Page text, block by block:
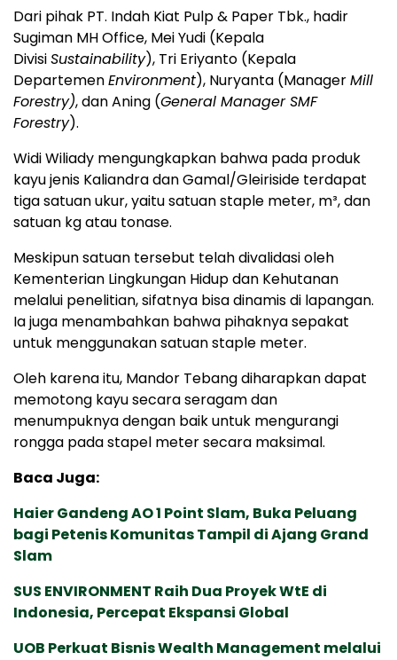
Dari pihak PT. Indah Kiat Pulp & Paper Tbk., hadir
Sugiman MH Office, Mei Yudi (Kepala
DivisiSustainability), Tri Eriyanto (Kepala
DepartemenEnvironment), Nuryanta (ManagerMill
Forestry), dan Aning (General Manager SMF
Forestry).
Widi Wiliady mengungkapkan bahwa pada produk
kayu jenis Kaliandra dan Gamal/Gleiriside terdapat
tiga satuan ukur, yaitu satuan staple meter, m³, dan
satuan kg atau tonase.
Meskipun satuan tersebut telah divalidasi oleh
Kementerian Lingkungan Hidup dan Kehutanan
melalui penelitian, sifatnya bisa dinamis di lapangan.
Ia juga menambahkan bahwa pihaknya sepakat
untuk menggunakan satuan staple meter.
Oleh karena itu, Mandor Tebang diharapkan dapat
memotong kayu secara seragam dan
menumpuknya dengan baik untuk mengurangi
rongga pada stapel meter secara maksimal.
Baca Juga:
Haier Gandeng AO 1 Point Slam, Buka Peluang
bagi Petenis Komunitas Tampil di Ajang Grand
Slam
SUS ENVIRONMENT Raih Dua Proyek WtE di
Indonesia, Percepat Ekspansi Global
UOB Perkuat Bisnis Wealth Management melalui